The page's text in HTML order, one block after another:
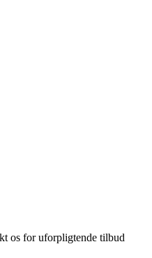
os for uforpligtende tilbud